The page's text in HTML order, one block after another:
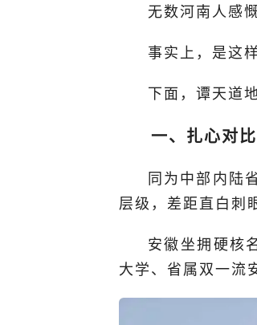
无数河南人感
事实上，是这
下面，谭天道
一、扎心对
同为中部内陆
层级，差距直白刺
安徽坐拥硬核
大学、省属双一流